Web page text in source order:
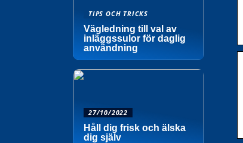
TIPS OCH TRICKS
Vägledning till val av
inläggssulor för daglig
användning
27/10/2022
Håll dig frisk och älska
dig själv